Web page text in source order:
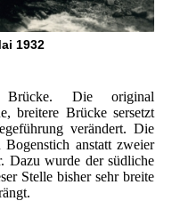
1932
Die original
breitere Brücke sersetzt
verändert. Die
anstatt zweier
Dazu wurde der südliche
Stelle bisher sehr breite